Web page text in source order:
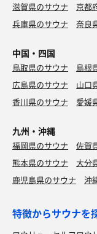
滋賀県のサウナ 京都
兵庫県のサウナ
奈良
中国・四国
鳥取県のサウナ 島根
広島県のサウナ
山口
香川県のサウナ
愛媛
九州・沖縄
福岡県のサウナ 佐賀
熊本県のサウナ
大分
鹿児島県のサウナ
沖
特徴からサウナを